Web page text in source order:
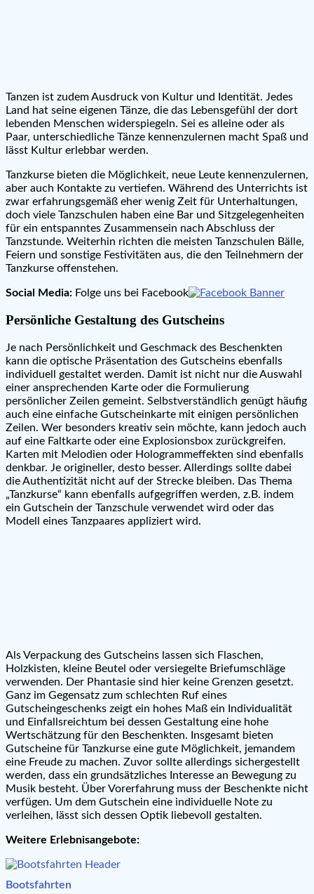
Tanzen ist zudem Ausdruck von Kultur und Identität. Jedes
Land hat seine eigenen Tänze, die das Lebensgefühl der dort
lebenden Menschen widerspiegeln. Sei es alleine oder als
Paar, unterschiedliche Tänze kennenzulernen macht Spaß und
lässt Kultur erlebbar werden.
Tanzkurse bieten die Möglichkeit, neue Leute kennenzulernen,
aber auch Kontakte zu vertiefen. Während des Unterrichts ist
zwar erfahrungsgemäß eher wenig Zeit für Unterhaltungen,
doch viele Tanzschulen haben eine Bar und Sitzgelegenheiten
für ein entspanntes Zusammensein nach Abschluss der
Tanzstunde. Weiterhin richten die meisten Tanzschulen Bälle,
Feiern und sonstige Festivitäten aus, die den Teilnehmern der
Tanzkurse offenstehen.
Social Media: Folge uns bei Facebook
Persönliche Gestaltung des Gutscheins
Je nach Persönlichkeit und Geschmack des Beschenkten
kann die optische Präsentation des Gutscheins ebenfalls
individuell gestaltet werden. Damit ist nicht nur die Auswahl
einer ansprechenden Karte oder die Formulierung
persönlicher Zeilen gemeint. Selbstverständlich genügt häufig
auch eine einfache Gutscheinkarte mit einigen persönlichen
Zeilen. Wer besonders kreativ sein möchte, kann jedoch auch
auf eine Faltkarte oder eine Explosionsbox zurückgreifen.
Karten mit Melodien oder Hologrammeffekten sind ebenfalls
denkbar. Je origineller, desto besser. Allerdings sollte dabei
die Authentizität nicht auf der Strecke bleiben. Das Thema
„Tanzkurse“ kann ebenfalls aufgegriffen werden, z.B. indem
ein Gutschein der Tanzschule verwendet wird oder das
Modell eines Tanzpaares appliziert wird.
Als Verpackung des Gutscheins lassen sich Flaschen,
Holzkisten, kleine Beutel oder versiegelte Briefumschläge
verwenden. Der Phantasie sind hier keine Grenzen gesetzt.
Ganz im Gegensatz zum schlechten Ruf eines
Gutscheingeschenks zeigt ein hohes Maß ein Individualität
und Einfallsreichtum bei dessen Gestaltung eine hohe
Wertschätzung für den Beschenkten. Insgesamt bieten
Gutscheine für Tanzkurse eine gute Möglichkeit, jemandem
eine Freude zu machen. Zuvor sollte allerdings sichergestellt
werden, dass ein grundsätzliches Interesse an Bewegung zu
Musik besteht. Über Vorerfahrung muss der Beschenkte nicht
verfügen. Um dem Gutschein eine individuelle Note zu
verleihen, lässt sich dessen Optik liebevoll gestalten.
Weitere Erlebnisangebote:
Bootsfahrten